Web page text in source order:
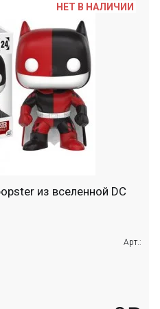
из вселенной DC
Арт.:
НЕТ В НАЛИЧИИ